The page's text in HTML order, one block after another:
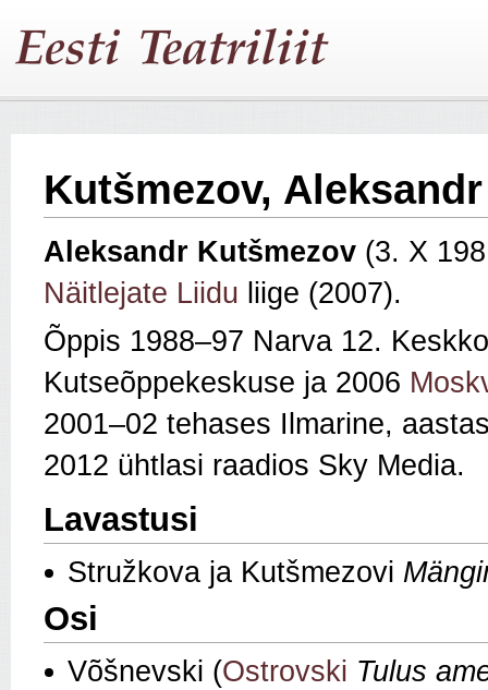
Kutšmezov, Aleksandr
Aleksandr Kutšmezov (3. X
Näitlejate Liidu liige (2007).
Õppis 1988–97 Narva 12.
Kutseõppekeskuse ja 2006
2001–02 tehases Ilmarine,
2012 ühtlasi raadios Sky Media.
Lavastusi
Stružkova ja Kutšmezovi
Osi
Võšnevski (Ostrovski Tulus